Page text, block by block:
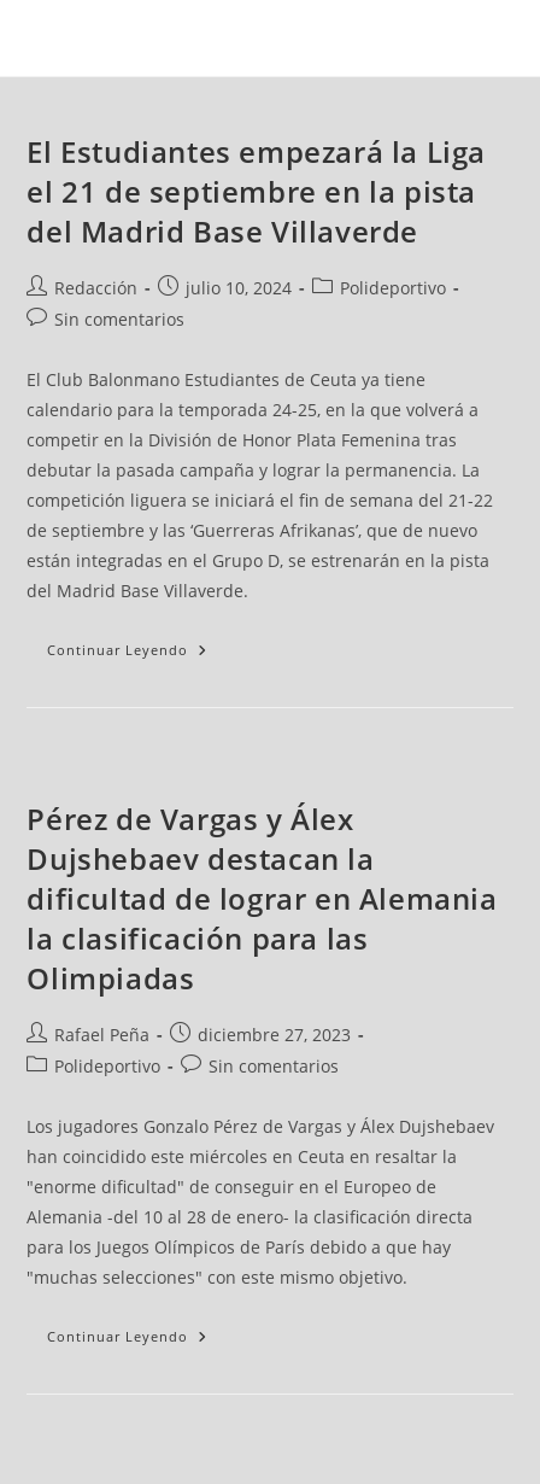
El Estudiantes empezará la Liga
el 21 de septiembre en la pista
del Madrid Base Villaverde
Redacción julio 10, 2024
Polideportivo
Sin comentarios
El Club Balonmano Estudiantes de Ceuta ya tiene
calendario para la temporada 24-25, en la que volverá a
competir en la División de Honor Plata Femenina tras
debutar la pasada campaña y lograr la permanencia. La
competición liguera se iniciará el fin de semana del 21-22
de septiembre y las ‘Guerreras Afrikanas’, que de nuevo
están integradas en el Grupo D, se estrenarán en la pista
del Madrid Base Villaverde.
Continuar Leyendo
Pérez de Vargas y Álex
Dujshebaev destacan la
dificultad de lograr en Alemania
la clasificación para las
Olimpiadas
Rafael Peña
diciembre 27, 2023
Polideportivo
Sin comentarios
Los jugadores Gonzalo Pérez de Vargas y Álex Dujshebaev
han coincidido este miércoles en Ceuta en resaltar la
"enorme dificultad" de conseguir en el Europeo de
Alemania -del 10 al 28 de enero- la clasificación directa
para los Juegos Olímpicos de París debido a que hay
"muchas selecciones" con este mismo objetivo.
Continuar Leyendo